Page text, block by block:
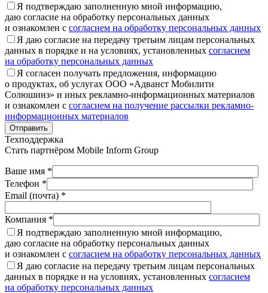
Я подтверждаю заполненную мной информацию,
даю согласие на обработку персональных данных
и ознакомлен с согласием на обработку персональных данных
Я даю согласие на передачу третьим лицам персональных
данных в порядке и на условиях, установленных согласием
на обработку персональных данных
Я согласен получать предложения, информацию
о продуктах, об услугах ООО «Адванст Мобилити
Солюшинз» и иных рекламно-информационных материалов
и ознакомлен с согласием на получение рассылки рекламно-
информационных материалов
Отправить
Техподдержка
Стать партнёром Mobile Inform Group
Ваше имя *
Телефон *
Email (почта) *
Компания *
Я подтверждаю заполненную мной информацию,
даю согласие на обработку персональных данных
и ознакомлен с согласием на обработку персональных данных
Я даю согласие на передачу третьим лицам персональных
данных в порядке и на условиях, установленных согласием
на обработку персональных данных